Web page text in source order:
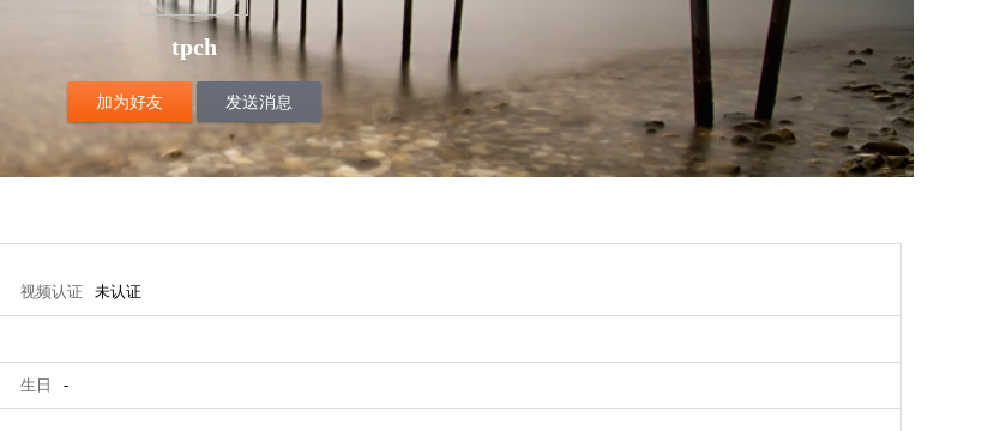
tpch
加为好友 发送消息
视频认证 未认证
生日 -